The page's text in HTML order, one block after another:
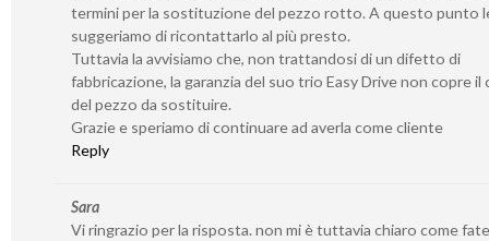
termini per la sostituzione del pezzo rotto. A questo punto
suggeriamo di ricontattarlo al più presto.
Tuttavia la avvisiamo che, non trattandosi di un difetto di
fabbricazione, la garanzia del suo trio Easy Drive non copre il
del pezzo da sostituire.
Grazie e speriamo di continuare ad averla come cliente
Reply
Sara
Vi ringrazio per la risposta. non mi è tuttavia chiaro come